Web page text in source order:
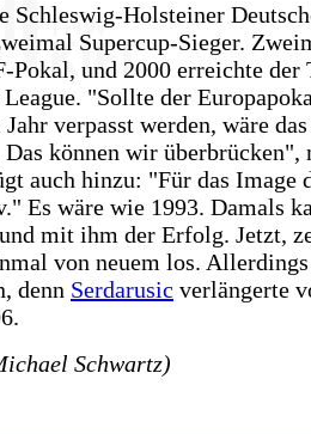
Schleswig-Holsteiner
Supercup-Sieger.
Pokal, und 2000 erreichte der
"Sollte der
verpasst werden, wäre das
können wir überbrücken",
auch hinzu: "Für das Image
Es wäre wie 1993. Damals
mit ihm der Erfolg. Jetzt,
von neuem los.
denn Serdarusic verlängerte
Schwartz)